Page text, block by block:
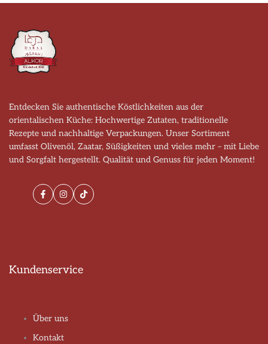
Entdecken Sie authentische Köstlichkeiten aus der
orientalischen Küche: Hochwertige Zutaten, traditionelle
Rezepte und nachhaltige Verpackungen. Unser Sortiment
umfasst Olivenöl, Zaatar, Süßigkeiten und vieles mehr – mit Liebe
und Sorgfalt hergestellt. Qualität und Genuss für jeden Moment!
FacebookInstagram
TikTok
Kundenservice
Über uns
Kontakt